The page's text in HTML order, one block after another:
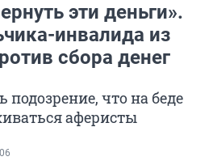
эти деньги».
инвалида из
сбора денег
что на беде
аферисты